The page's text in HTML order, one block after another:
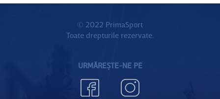
© 2022 PrimaSport
Toate drepturile rezervate.
URMĂREȘTE-NE PE